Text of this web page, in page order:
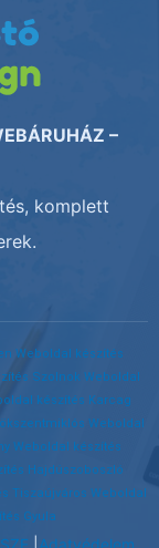
–
komplett
Weboldal készítés
Szolnok Weboldal
készítés Karcag
Weboldal
Weboldal készítés
Hajdúszoboszló
Tiszaújváros Weboldal
Gyula
Adatvédelem